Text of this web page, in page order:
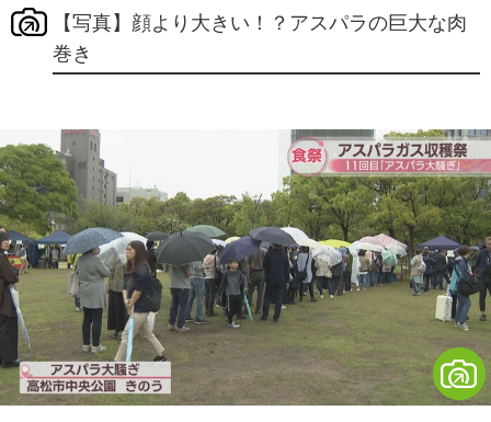
【写真】顔より大きい！？アスパラの巨大な肉
巻き